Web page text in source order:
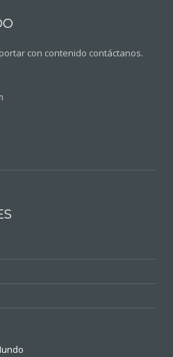
con contenido contáctanos.